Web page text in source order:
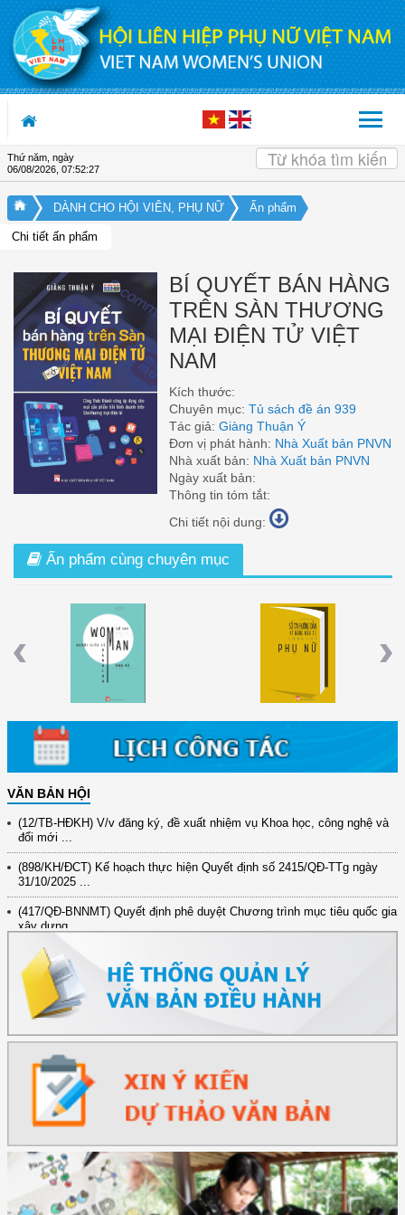
Truy cập nội dung luôn
Thứ năm, ngày
06/08/2026, 07:52:27
DÀNH CHO HỘI VIÊN, PHỤ NỮ Ấn phẩm
Chi tiết ấn phẩm
BÍ QUYẾT BÁN HÀNG
TRÊN SÀN THƯƠNG
MẠI ĐIỆN TỬ VIỆT
NAM
Kích thước:
Chuyên mục:Tủ sách đề án 939
Tác giả:Giàng Thuận Ý
Đơn vị phát hành: Nhà Xuất bản PNVN
Nhà xuất bản: Nhà Xuất bản PNVN
Ngày xuất bản:
Thông tin tóm tắt:
Chi tiết nội dung:
Ấn phẩm cùng chuyên mục
Previous
Sổ Tay Người Quản Lý Dành Cho
Phụ Nữ
Sổ Tay Hướng Dẫn Kỹ Năng Đầu Tư
Dành Cho Phụ Nữ
VĂN BẢN HỘI
(12/TB-HĐKH) V/v đăng ký, đề xuất nhiệm vụ Khoa học, công nghệ và
đổi mới ...
(898/KH/ĐCT) Kế hoạch thực hiện Quyết định số 2415/QĐ-TTg ngày
31/10/2025 ...
(417/QĐ-BNNMT) Quyết định phê duyệt Chương trình mục tiêu quốc gia
xây dựng ...
(891/KH-ĐCT) Kế hoạch thực hiện Nghị quyết số 72-NQ/TW ngày
9/9/2025 của Bộ ...
(2415/QĐ-TTg) Quyết định về việc phê duyệt Đề án Hỗ trợ Phụ nữ khởi
nghiệp ...